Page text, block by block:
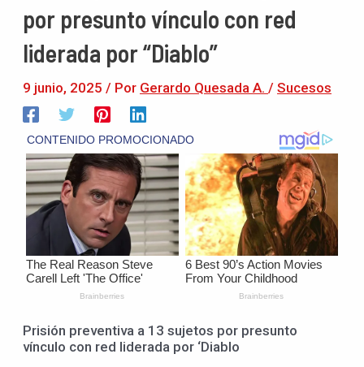
por presunto vínculo con red
liderada por “Diablo”
9 junio, 2025 / Por Gerardo Quesada A. / Sucesos
Prisión preventiva a 13 sujetos por presunto
vínculo con red liderada por ‘Diablo